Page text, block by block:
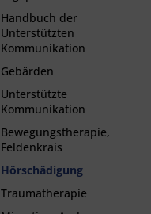
Handbuch der
Unterstützten
Kommunikation
Gebärden
Unterstützte
Kommunikation
Bewegungstherapie,
Feldenkrais
Hörschädigung
Traumatherapie